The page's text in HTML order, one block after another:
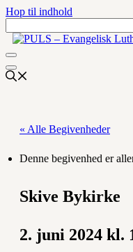
Hop til indhold
« Alle Begivenheder
Denne begivenhed er
Skive Bykirke
2. juni 2024 kl.